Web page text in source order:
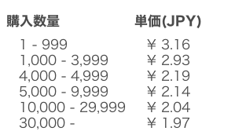
購入数量
単価(JPY)
1 - 999
¥ 3.16
1,000 - 3,999
¥ 2.93
4,000 - 4,999
¥ 2.19
5,000 - 9,999
¥ 2.14
10,000 - 29,999
¥ 2.04
30,000 -
¥ 1.97